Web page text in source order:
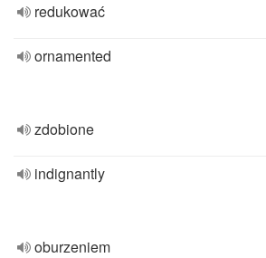
redukować
ornamented
zdobione
indignantly
oburzeniem